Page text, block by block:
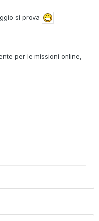
si prova
per le missioni online,